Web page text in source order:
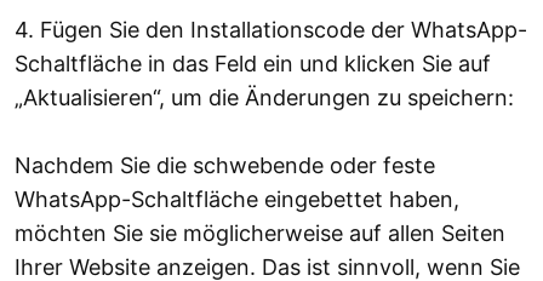
4. Fügen Sie den Installationscode der WhatsApp-
Schaltfläche in das Feld ein und klicken Sie auf
„Aktualisieren“, um die Änderungen zu speichern:
Nachdem Sie die schwebende oder feste
WhatsApp-Schaltfläche eingebettet haben,
möchten Sie sie möglicherweise auf allen Seiten
Ihrer Website anzeigen. Das ist sinnvoll, wenn Sie